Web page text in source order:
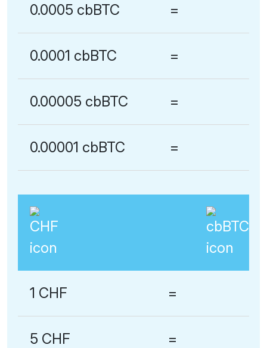
0.0005 cbBTC =
0.0001 cbBTC =
0.00005 cbBTC =
0.00001 cbBTC =
1 CHF =
5 CHF =